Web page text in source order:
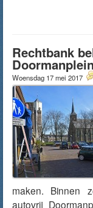
Rechtbank
Woensdag 17 mei 2017
maken. Binnen
autovrij